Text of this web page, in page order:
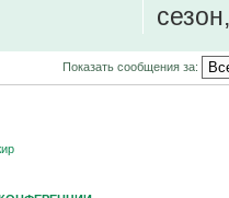
Показать сообщения за: